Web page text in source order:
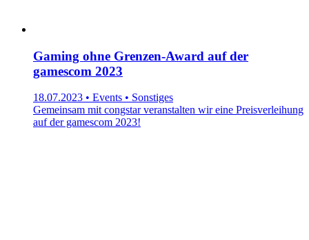
Gaming ohne Grenzen-Award auf der
gamescom 2023
18.07.2023 • Events • Sonstiges
Gemeinsam mit congstar veranstalten wir eine Preisverleihung
auf der gamescom 2023!